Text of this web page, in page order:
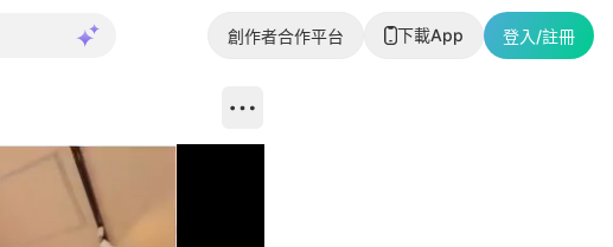
創作者合作平台 下載App 登入/註冊